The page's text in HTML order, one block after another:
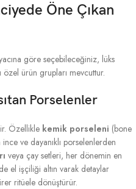
Öne Çıkan
göre seçebileceğiniz, lüks
ürün grupları mevcuttur.
Porselenler
Özellikle kemik porseleni (bone
ve dayanıklı porselenlerden
veya çay setleri, her dönemin en
el işçiliği altın varak detaylar
ritüele dönüştürür.